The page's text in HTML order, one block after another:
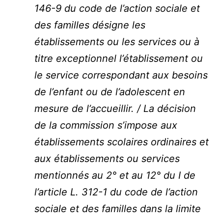
146-9 du code de l’action sociale et
des familles désigne les
établissements ou les services ou à
titre exceptionnel l’établissement ou
le service correspondant aux besoins
de l’enfant ou de l’adolescent en
mesure de l’accueillir. / La décision
de la commission s’impose aux
établissements scolaires ordinaires et
aux établissements ou services
mentionnés au 2° et au 12° du I de
l’article L. 312-1 du code de l’action
sociale et des familles dans la limite